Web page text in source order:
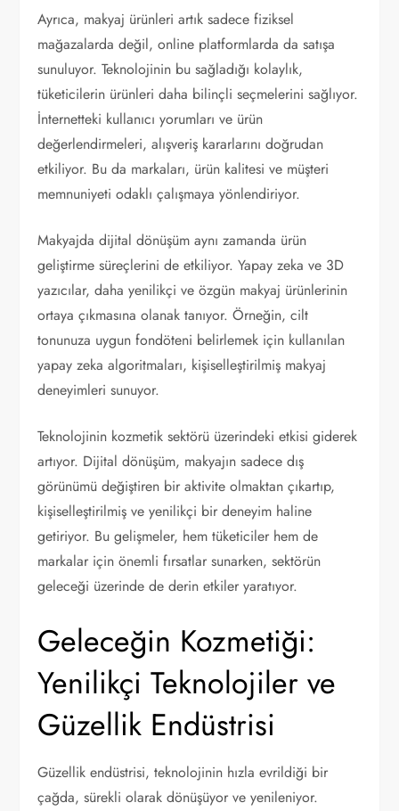
Ayrıca, makyaj ürünleri artık sadece fiziksel
mağazalarda değil, online platformlarda da satışa
sunuluyor. Teknolojinin bu sağladığı kolaylık,
tüketicilerin ürünleri daha bilinçli seçmelerini sağlıyor.
İnternetteki kullanıcı yorumları ve ürün
değerlendirmeleri, alışveriş kararlarını doğrudan
etkiliyor. Bu da markaları, ürün kalitesi ve müşteri
memnuniyeti odaklı çalışmaya yönlendiriyor.
Makyajda dijital dönüşüm aynı zamanda ürün
geliştirme süreçlerini de etkiliyor. Yapay zeka ve 3D
yazıcılar, daha yenilikçi ve özgün makyaj ürünlerinin
ortaya çıkmasına olanak tanıyor. Örneğin, cilt
tonunuza uygun fondöteni belirlemek için kullanılan
yapay zeka algoritmaları, kişiselleştirilmiş makyaj
deneyimleri sunuyor.
Teknolojinin kozmetik sektörü üzerindeki etkisi giderek
artıyor. Dijital dönüşüm, makyajın sadece dış
görünümü değiştiren bir aktivite olmaktan çıkartıp,
kişiselleştirilmiş ve yenilikçi bir deneyim haline
getiriyor. Bu gelişmeler, hem tüketiciler hem de
markalar için önemli fırsatlar sunarken, sektörün
geleceği üzerinde de derin etkiler yaratıyor.
Geleceğin Kozmetiği:
Yenilikçi Teknolojiler ve
Güzellik Endüstrisi
Güzellik endüstrisi, teknolojinin hızla evrildiği bir
çağda, sürekli olarak dönüşüyor ve yenileniyor.